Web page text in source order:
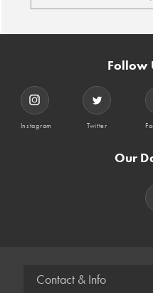
Follow
Instagram Twitter
Our
Contact & Info